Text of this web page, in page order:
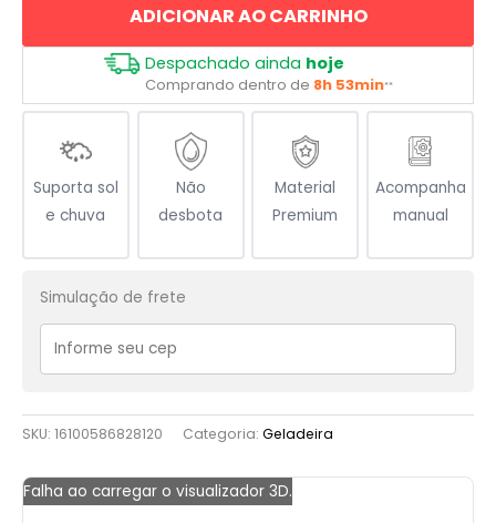
ADICIONAR AO CARRINHO
Despachado ainda hoje
Comprando dentro de 8h 53min**
Suporta sol
e chuva
Não
desbota
Material
Premium
Acompanha
manual
Simulação de frete
SKU: 16100586828120 Categoria: Geladeira
Falha ao carregar o visualizador 3D.